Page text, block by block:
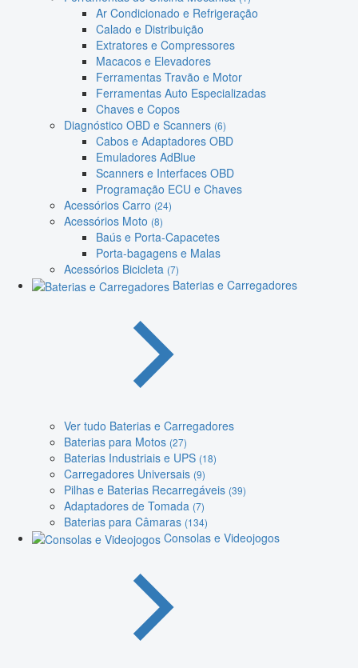
Ar Condicionado e Refrigeração
Calado e Distribuição
Extratores e Compressores
Macacos e Elevadores
Ferramentas Travão e Motor
Ferramentas Auto Especializadas
Chaves e Copos
Diagnóstico OBD e Scanners (6)
Cabos e Adaptadores OBD
Emuladores AdBlue
Scanners e Interfaces OBD
Programação ECU e Chaves
Acessórios Carro (24)
Acessórios Moto (8)
Baús e Porta-Capacetes
Porta-bagagens e Malas
Acessórios Bicicleta (7)
Baterias e Carregadores
Ver tudo Baterias e Carregadores
Baterias para Motos (27)
Baterias Industriais e UPS (18)
Carregadores Universais (9)
Pilhas e Baterias Recarregáveis (39)
Adaptadores de Tomada (7)
Baterias para Câmaras (134)
Consolas e Videojogos